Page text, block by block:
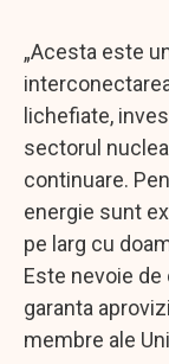
„Acesta este
lichefiate,
sectorul
continuare.
energie sunt
pe larg cu
Este nevoie
garanta
membre ale